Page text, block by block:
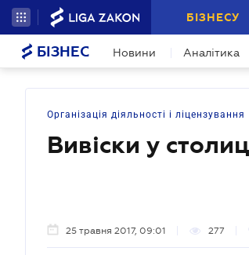
БІЗНЕСУ
БІЗНЕС Новини Аналітика
Організація діяльності і ліцензування
Вивіски у
25 травня 2017, 09:01 277